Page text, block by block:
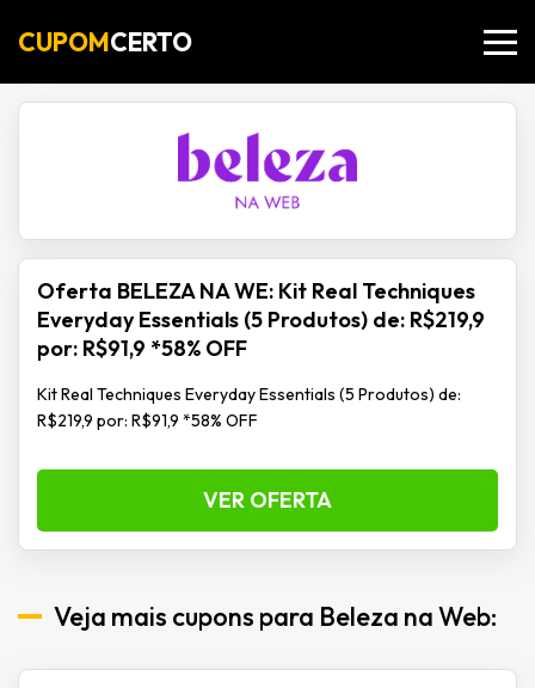
CUPOMCERTO
Oferta BELEZA NA WE: Kit Real Techniques
Everyday Essentials (5 Produtos) de: R$219,9
por: R$91,9 *58% OFF
Kit Real Techniques Everyday Essentials (5 Produtos) de:
R$219,9 por: R$91,9 *58% OFF
VER OFERTA
Veja mais cupons para Beleza na Web: